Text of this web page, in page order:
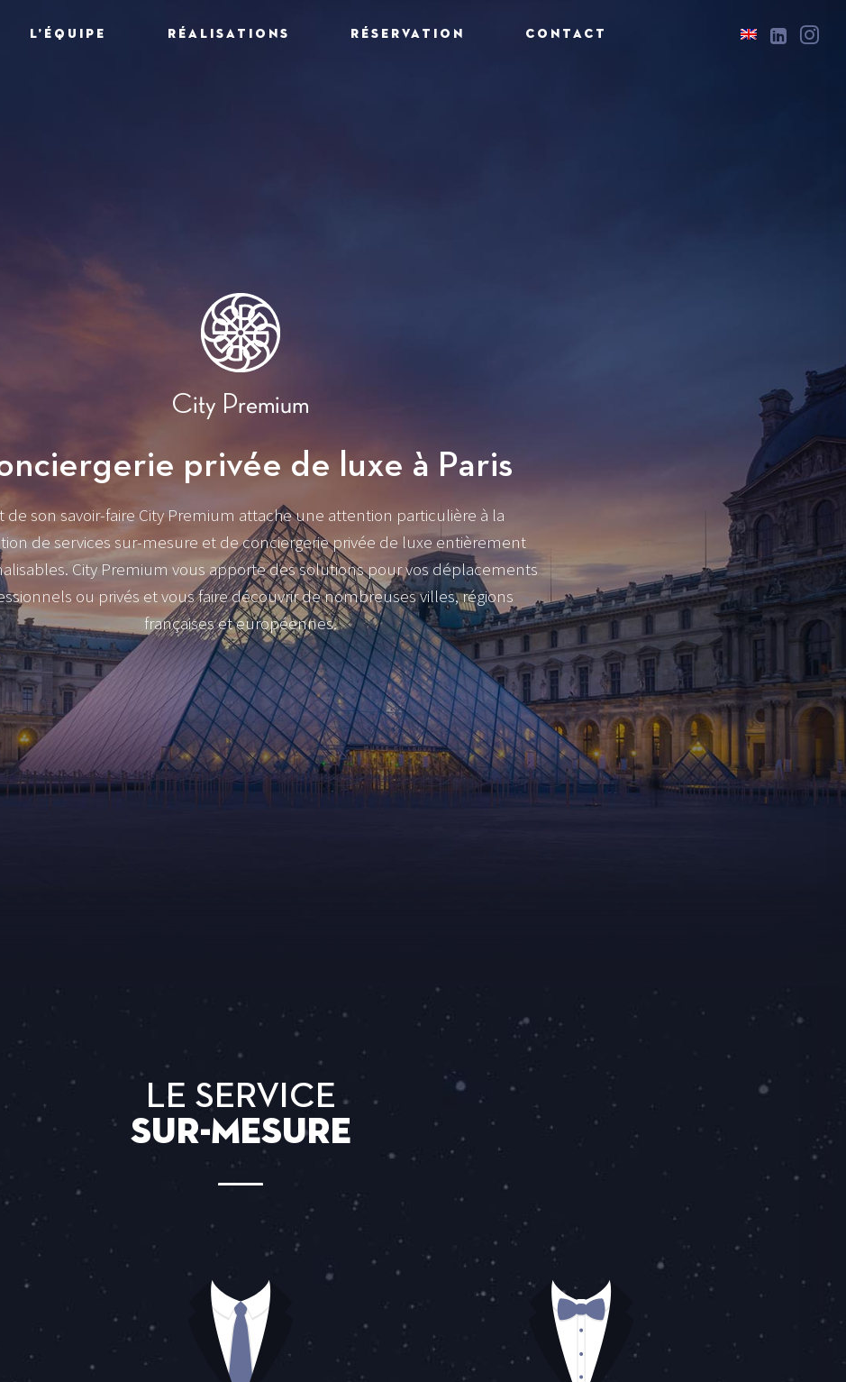
L’ÉQUIPE RÉALISATIONS RÉSERVATION CONTACT 
City Premium
privée de luxe à Paris
de son savoir-faire City Premium attache une attention particulière à la
de services sur-mesure et de conciergerie privée de luxe entièrement
City Premium vous apporte des solutions pour vos déplacements
ou privés et vous faire découvrir de nombreuses villes, régions
françaises et européennes.
LE SERVICE
sur-mesure